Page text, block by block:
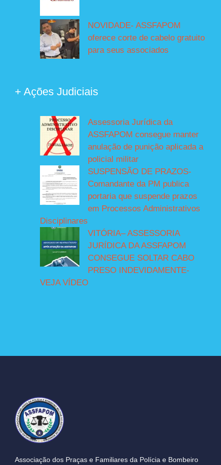
NOVIDADE- ASSFAPOM
oferece corte de cabelo gratuito
para seus associados
+ Ações Judiciais
Assessoria Jurídica da
ASSFAPOM consegue manter
anulação de punição aplicada a
policial militar
SUSPENSÃO DE PRAZOS-
Comandante da PM publica
portaria que suspende prazos
em Processos Administrativos
Disciplinares
VITÓRIA– ASSESSORIA
JURÍDICA DA ASSFAPOM
CONSEGUE SOLTAR CABO
PRESO INDEVIDAMENTE-
VEJA VÍDEO
Associação dos Praças e Familiares da Polícia e Bombeiro